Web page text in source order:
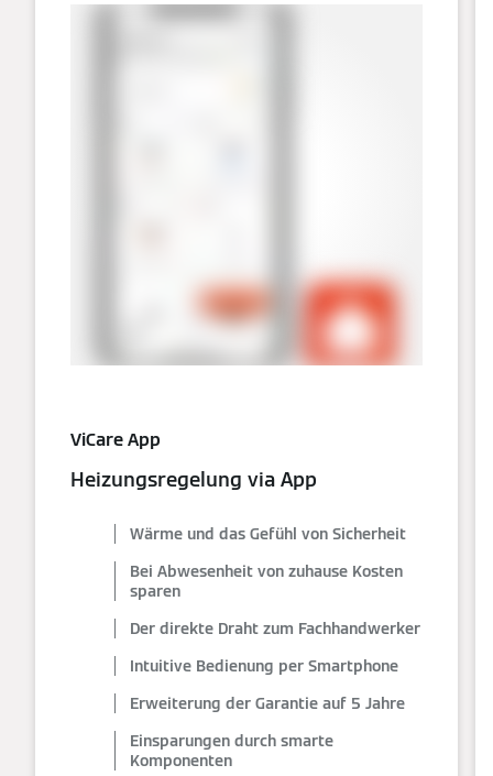
ViCare App
Heizungsregelung via App
Wärme und das Gefühl von Sicherheit
Bei Abwesenheit von zuhause Kosten
sparen
Der direkte Draht zum Fachhandwerker
Intuitive Bedienung per Smartphone
Erweiterung der Garantie auf 5 Jahre
Einsparungen durch smarte
Komponenten